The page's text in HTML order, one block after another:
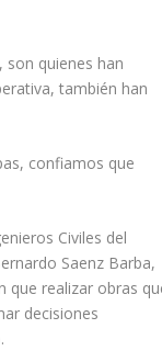
quienes han
también han
confiamos que
Civiles del
Saenz Barba,
que realizar obras
decisiones